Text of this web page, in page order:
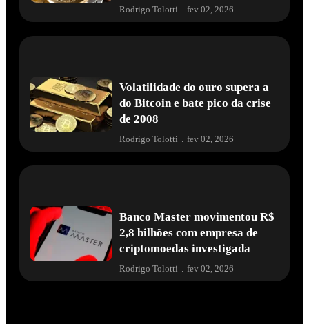
Rodrigo Tolotti . fev 02, 2026
Volatilidade do ouro supera a
do Bitcoin e bate pico da crise
de 2008
Rodrigo Tolotti . fev 02, 2026
Banco Master movimentou R$
2,8 bilhões com empresa de
criptomoedas investigada
Rodrigo Tolotti fev 02, 2026